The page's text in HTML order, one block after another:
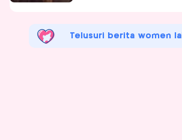
Telusuri berita women